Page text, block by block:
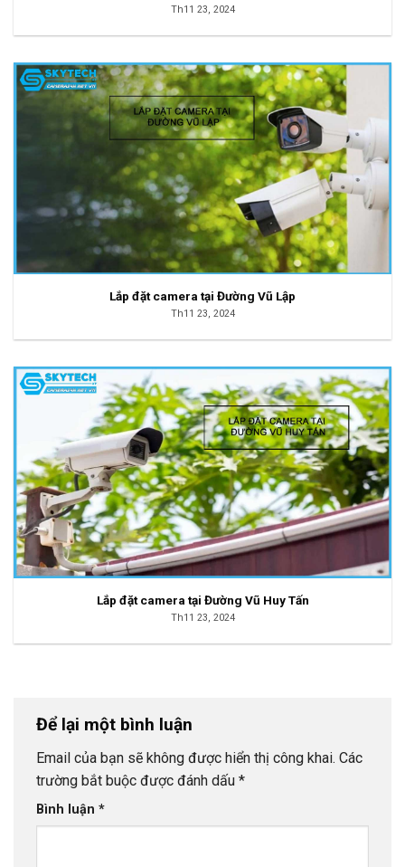
Th11 23, 2024
Lắp đặt camera tại Đường Vũ Lập
Th11 23, 2024
Lắp đặt camera tại Đường Vũ Huy Tấn
Th11 23, 2024
Để lại một bình luận
Email của bạn sẽ không được hiển thị công khai. Các
trường bắt buộc được đánh dấu *
Bình luận *